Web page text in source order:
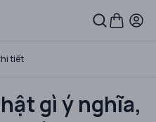
tiết
gì ý nghĩa,